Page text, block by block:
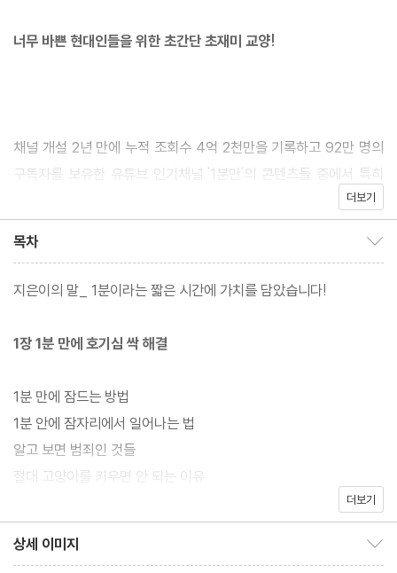
너무 바쁜 현대인들을 위한 초간단 초재미 교양!
채널 개설 2년 만에 누적 조회수 4억 2천만을 기록하고 92만 명의
구독자를 보유한 유튜브 인기채널 '1분만'의 콘텐츠들 중에서 특히
재미있고 반응이 뜨거웠던 것들만 엄선해 단행본으로 출간했다. 너
만에 세상의 각종 궁금증을 재미있고 유쾌하게 풀어주는 채널로 익
히 유명하다. 1분이라는 짧은 시간 안에 세상의 지식을 위트 가득하
충 교양채널’로 폭발적인 인기를 누리고 있으며, 그러한 성원 덕분에
학, 사회학, 심리학, 정치학, 물리학 등의 근거를 바탕으로 1분 동안
호기심에 대한 답을 유쾌하게 풀어내주기에 이 책 한 권이면 당신은
멋진 교양인으로 거듭날 수 있을 것이다.
이 책의 가장 큰 장점은 역시나 너무 재미있다는 것이다. 재미있는
더보기
목차
지은이의 말_ 1분이라는 짧은 시간에 가치를 담았습니다!
1장 1분 만에 호기심 싹 해결
1분 만에 잠드는 방법
1분 안에 잠자리에서 일어나는 법
알고 보면 범죄인 것들
절대 고양이를 키우면 안 되는 이유
자다가 떨어지는 느낌, 느껴봤어?
더보기
상세 이미지